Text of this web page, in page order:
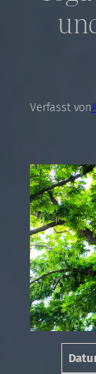
Verfasst von